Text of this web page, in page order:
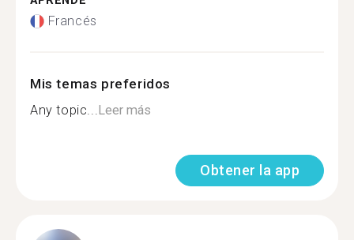
Francés
Mis temas preferidos
Any topic...Leer más
Obtener la app